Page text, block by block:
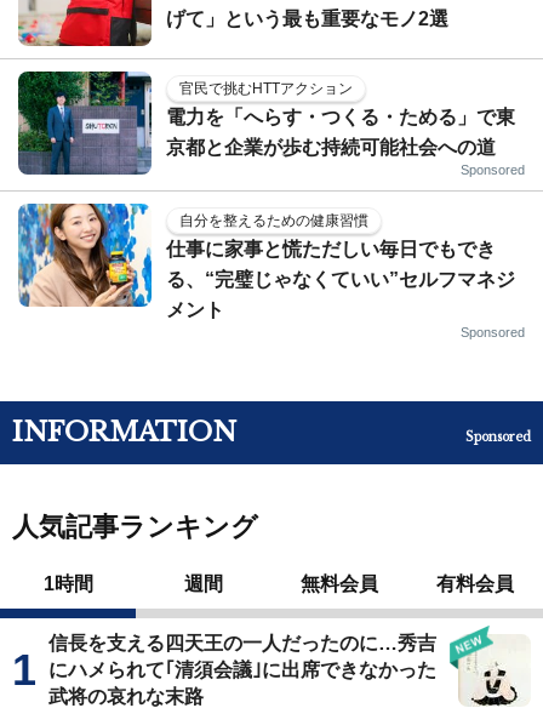
げて」という最も重要なモノ2選
官民で挑むHTTアクション
電力を「へらす・つくる・ためる」で東
京都と企業が歩む持続可能社会への道
Sponsored
自分を整えるための健康習慣
仕事に家事と慌ただしい毎日でもでき
る、“完璧じゃなくていい”セルフマネジ
メント
Sponsored
INFORMATION Sponsored
人気記事ランキング
1時間 週間 無料会員 有料会員
信長を支える四天王の一人だったのに…秀吉
にハメられて｢清須会議｣に出席できなかった
武将の哀れな末路